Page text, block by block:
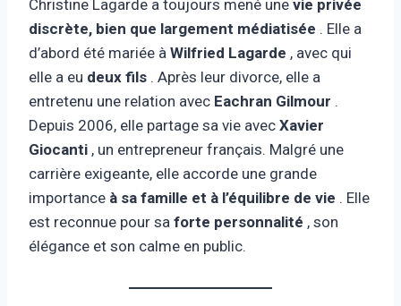
Christine Lagarde a toujours mené une vie privée
discrète, bien que largement médiatisée . Elle a
d’abord été mariée à Wilfried Lagarde , avec qui
elle a eu deux fils . Après leur divorce, elle a
entretenu une relation avec Eachran Gilmour .
Depuis 2006, elle partage sa vie avec Xavier
Giocanti , un entrepreneur français. Malgré une
carrière exigeante, elle accorde une grande
importance à sa famille et à l’équilibre de vie . Elle
est reconnue pour sa forte personnalité , son
élégance et son calme en public.